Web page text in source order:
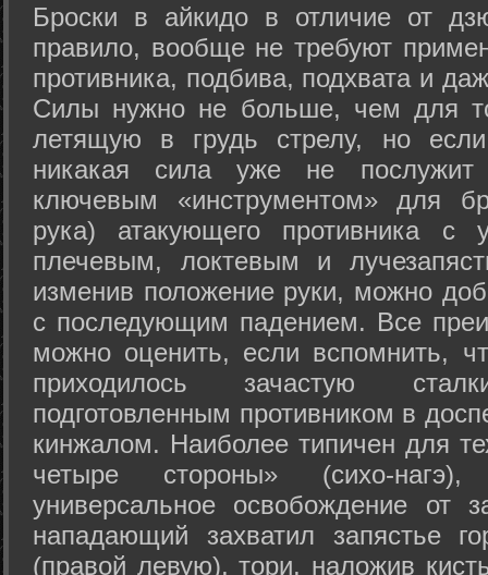
Броски в айкидо в отличие от
правило, вообще не требуют
противника, подбива, подхвата и
Силы нужно не больше, чем для
летящую в грудь стрелу, но
никакая сила уже не
ключевым «инструментом» для
рука) атакующего противника с
плечевым, локтевым и
изменив положение руки, можно
с последующим падением. Все
можно оценить, если вспомнить,
приходилось зачастую
подготовленным противником в
кинжалом. Наиболее типичен для
четыре стороны» (сихо-
универсальное освобождение от
нападающий захватил запястье
(правой левую), тори, наложив